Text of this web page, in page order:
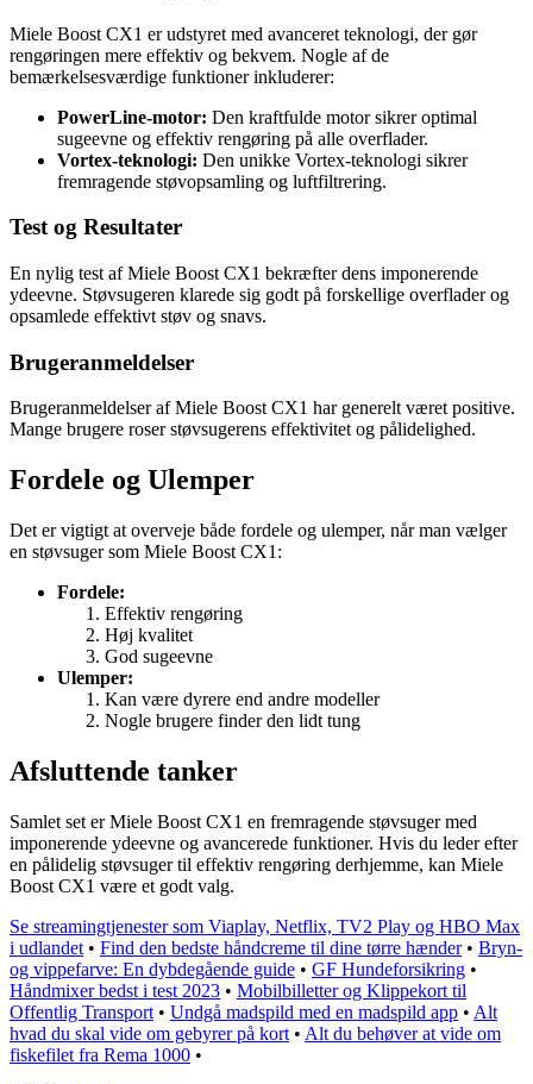
Miele Boost CX1 er udstyret med avanceret teknologi, der gør
rengøringen mere effektiv og bekvem. Nogle af de
bemærkelsesværdige funktioner inkluderer:
PowerLine-motor: Den kraftfulde motor sikrer optimal
sugeevne og effektiv rengøring på alle overflader.
Vortex-teknologi: Den unikke Vortex-teknologi sikrer
fremragende støvopsamling og luftfiltrering.
Test og Resultater
En nylig test af Miele Boost CX1 bekræfter dens imponerende
ydeevne. Støvsugeren klarede sig godt på forskellige overflader og
opsamlede effektivt støv og snavs.
Brugeranmeldelser
Brugeranmeldelser af Miele Boost CX1 har generelt været positive.
Mange brugere roser støvsugerens effektivitet og pålidelighed.
Fordele og Ulemper
Det er vigtigt at overveje både fordele og ulemper, når man vælger
en støvsuger som Miele Boost CX1:
Fordele:
Effektiv rengøring
Høj kvalitet
God sugeevne
Ulemper:
Kan være dyrere end andre modeller
Nogle brugere finder den lidt tung
Afsluttende tanker
Samlet set er Miele Boost CX1 en fremragende støvsuger med
imponerende ydeevne og avancerede funktioner. Hvis du leder efter
en pålidelig støvsuger til effektiv rengøring derhjemme, kan Miele
Boost CX1 være et godt valg.
Se streamingtjenester som Viaplay, Netflix, TV2 Play og HBO Max
i udlandet • Find den bedste håndcreme til dine tørre hænder• Bryn-
og vippefarve: En dybdegående guide • GF Hundeforsikring •
Håndmixer bedst i test 2023 • Mobilbilletter og Klippekort til
Offentlig Transport • Undgå madspild med en madspild app • Alt
hvad du skal vide om gebyrer på kort • Alt du behøver at vide om
fiskefilet fra Rema 1000 •